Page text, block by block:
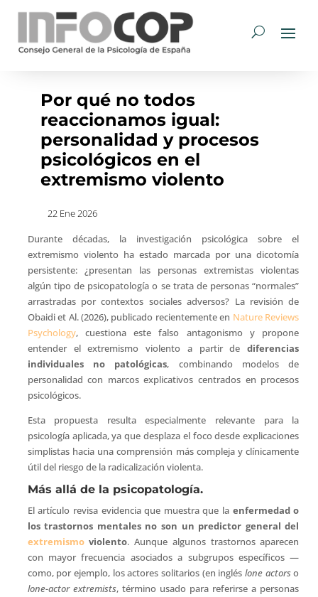
Por qué no todos
reaccionamos igual:
personalidad y procesos
psicológicos en el
extremismo violento
22 Ene 2026
Durante décadas, la investigación psicológica sobre el
extremismo violento ha estado marcada por una dicotomía
persistente: ¿presentan las personas extremistas violentas
algún tipo de psicopatología o se trata de personas “normales”
arrastradas por contextos sociales adversos? La revisión de
Obaidi et Al. (2026), publicado recientemente en Nature Reviews
Psychology, cuestiona este falso antagonismo y propone
entender el extremismo violento a partir dediferencias
individuales no patológicas, combinando modelos de
personalidad con marcos explicativos centrados en procesos
psicológicos.
Esta propuesta resulta especialmente relevante para la
psicología aplicada, ya que desplaza el foco desde explicaciones
simplistas hacia una comprensión más compleja y clínicamente
útil del riesgo de la radicalización violenta.
Más allá de la psicopatología.
El artículo revisa evidencia que muestra que la enfermedad o
los trastornos mentales no son un predictor general del
extremismoviolento. Aunque algunos trastornos aparecen
con mayor frecuencia asociados a subgrupos específicos —
como, por ejemplo, los actores solitarios (en inglés lone actorso
lone-actor extremists, término usado para referirse a personas